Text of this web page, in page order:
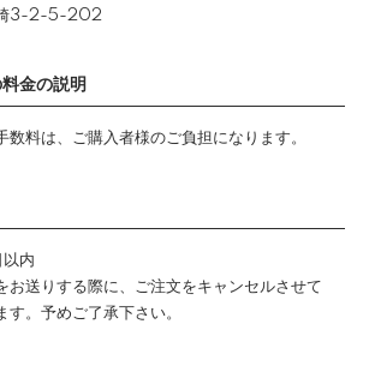
崎3-2-5-202
金の説明
数料は、ご購入者様のご負担になります。
内
お送りする際に、ご注文をキャンセルさせて
す。予めご了承下さい。